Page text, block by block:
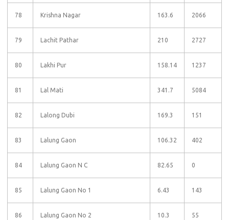
78 Krishna Nagar 163.6 2066
79 Lachit Pathar 210 2727
80 Lakhi Pur 158.14 1237
81 Lal Mati 341.7 5084
82 Lalong Dubi 169.3 151
83 Lalung Gaon 106.32 402
84 Lalung Gaon N C 82.65 0
85 Lalung Gaon No 1 6.43 143
86 Lalung Gaon No 2 10.3 55